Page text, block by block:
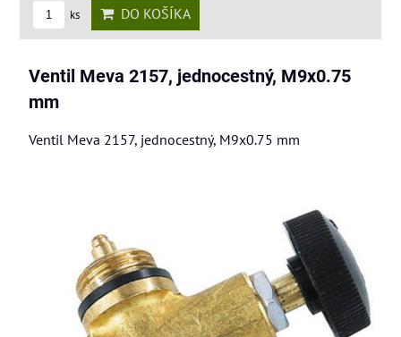
ks DO KOŠÍKA
Ventil Meva 2157, jednocestný, M9x0.75
mm
Ventil Meva 2157, jednocestný, M9x0.75 mm